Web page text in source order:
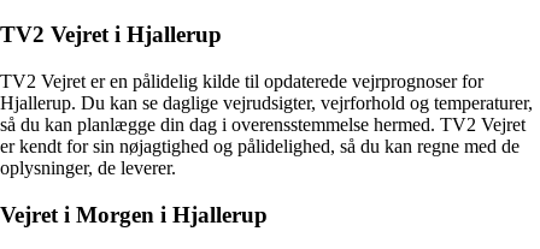
TV2 Vejret i Hjallerup
TV2 Vejret er en pålidelig kilde til opdaterede vejrprognoser for
Hjallerup. Du kan se daglige vejrudsigter, vejrforhold og temperaturer,
så du kan planlægge din dag i overensstemmelse hermed. TV2 Vejret
er kendt for sin nøjagtighed og pålidelighed, så du kan regne med de
oplysninger, de leverer.
Vejret i Morgen i Hjallerup